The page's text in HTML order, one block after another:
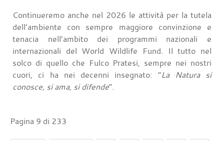
Continueremo anche nel 2026 le attività per la tutela
dell’ambiente con sempre maggiore convinzione e
tenacia nell’ambito dei programmi nazionali e
internazionali del World Wildlife Fund. Il tutto nel
solco di quello che Fulco Pratesi, sempre nei nostri
cuori, ci ha nei decenni insegnato: “La Natura si
conosce, si ama, si difende”.
Pagina 9 di 233